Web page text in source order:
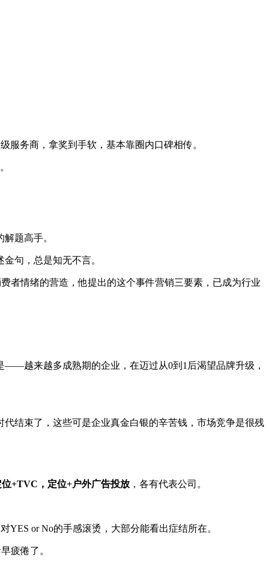
服务商，拿奖到手软，基本靠圈内口碑相传。
题高手。
句，总是知无不言。
者情绪的营造，他提出的这个事件营销三要素，已成为行业
越来越多成熟期的企业，在迈过从0到1后渴望品牌升级，
结束了，这些可是企业真金白银的辛苦钱，市场竞争是很残
+TVC，定位+户外广告投放 ，各有代表公司。
or No的手感滚烫，大部分能看出症结所在。
疲倦了。